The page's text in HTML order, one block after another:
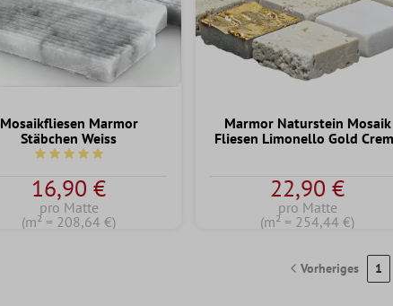
Mosaikfliesen Marmor
Stäbchen Weiss
Durchschnittliche Bewertung von 5 von 5 Sternen
16,90 €
pro Matte
(m² = 208,64 €)
Marmor Naturstein Mosaik
Fliesen Limonello Gold
22,90 €
pro Matte
(m² = 254,44 €)
Vorheriges 1